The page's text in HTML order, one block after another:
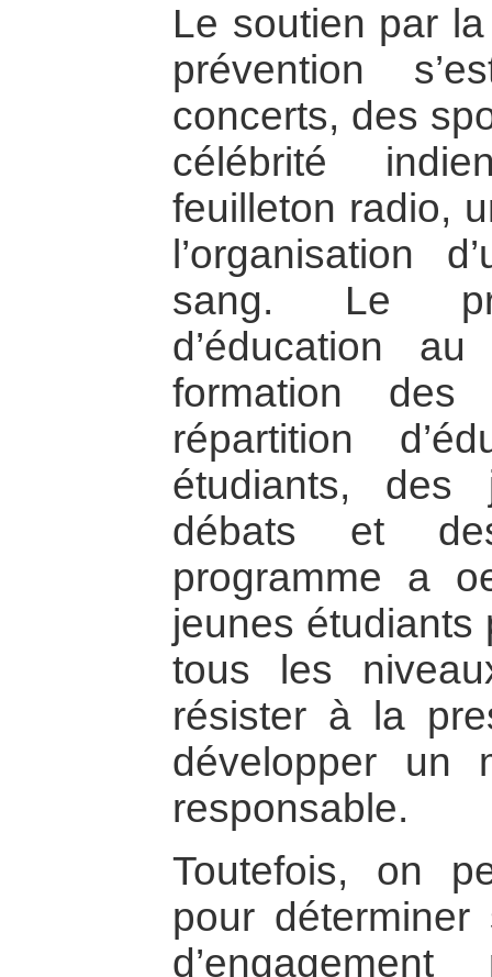
Le soutien par
prévention
concerts, des
célébrité
feuilleton radio,
l’organisation
sang. Le
d’éducation
formation
répartition
étudiants,
débats et
programme a
jeunes étudiants
tous les
résister à la
développer
responsable.
Toutefois, on
pour déterminer